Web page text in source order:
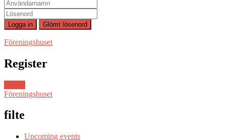
Föreningshuset
Register
Föreningshuset
filte
Upcoming events